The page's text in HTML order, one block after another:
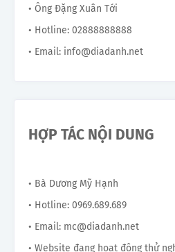
• Ông Đặng Xuân Tới
• Hotline: 02888888888
• Email: info@diadanh.net
HỢP TÁC NỘI DUNG
• Bà Dương Mỹ Hạnh
• Hotline: 0969.689.689
• Email: mc@diadanh.net
• Website đang hoạt động thử